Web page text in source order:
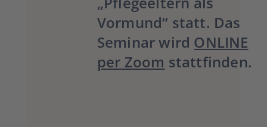
Vormund“ statt. Das
Seminar wird ONLINE
per Zoom stattfinden.